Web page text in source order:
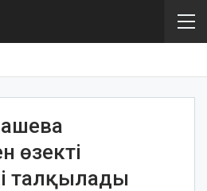
өзекті
талқылады